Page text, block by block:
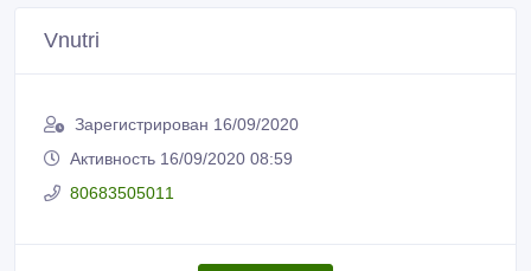
Vnutri
Зарегистрирован 16/09/2020
Активность 16/09/2020 08:59
80683505011